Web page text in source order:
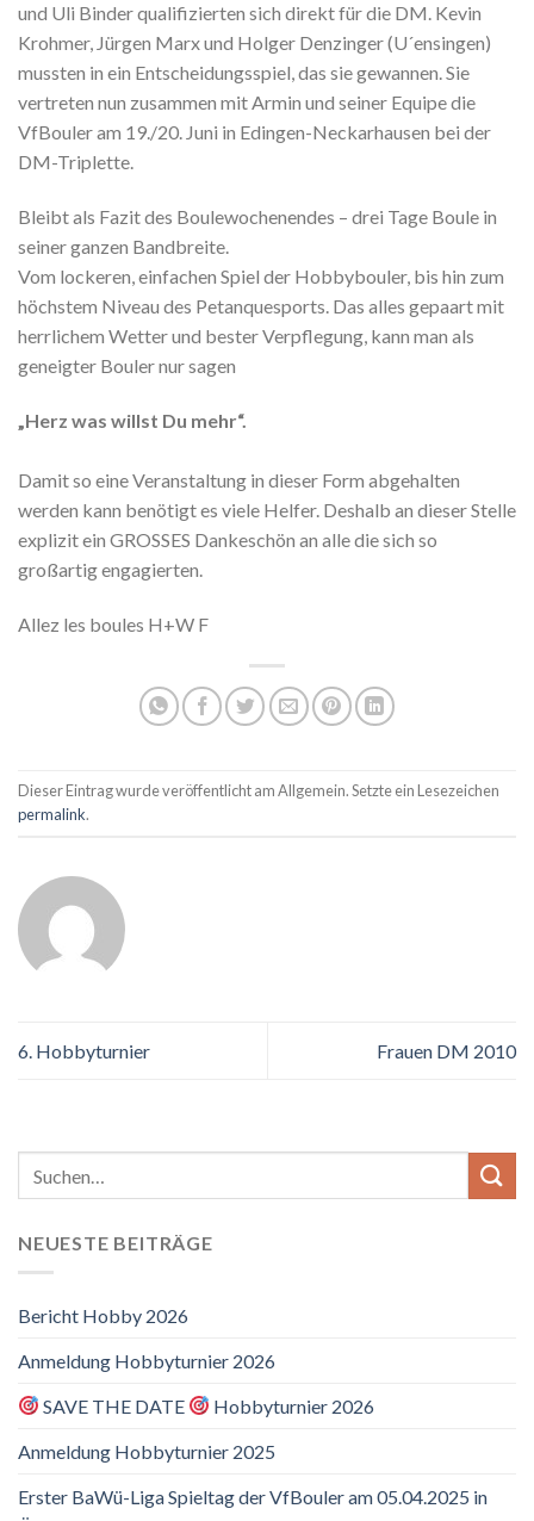
und Uli Binder qualifizierten sich direkt für die DM. Kevin
Krohmer, Jürgen Marx und Holger Denzinger (U´ensingen)
mussten in ein Entscheidungsspiel, das sie gewannen. Sie
vertreten nun zusammen mit Armin und seiner Equipe die
VfBouler am 19./20. Juni in Edingen-Neckarhausen bei der
DM-Triplette.
Bleibt als Fazit des Boulewochenendes – drei Tage Boule in
seiner ganzen Bandbreite.
Vom lockeren, einfachen Spiel der Hobbybouler, bis hin zum
höchstem Niveau des Petanquesports. Das alles gepaart mit
herrlichem Wetter und bester Verpflegung, kann man als
geneigter Bouler nur sagen
„Herz was willst Du mehr“.
Damit so eine Veranstaltung in dieser Form abgehalten
werden kann benötigt es viele Helfer. Deshalb an dieser Stelle
explizit ein GROSSES Dankeschön an alle die sich so
großartig engagierten.
Allez les boules H+W F
Dieser Eintrag wurde veröffentlicht am Allgemein. Setzte ein Lesezeichen
permalink.
6. Hobbyturnier Frauen DM 2010
NEUESTE BEITRÄGE
Bericht Hobby 2026
Anmeldung Hobbyturnier 2026
SAVE THE DATE
Hobbyturnier 2026
Anmeldung Hobbyturnier 2025
Erster BaWü-Liga Spieltag der VfBouler am 05.04.2025 in